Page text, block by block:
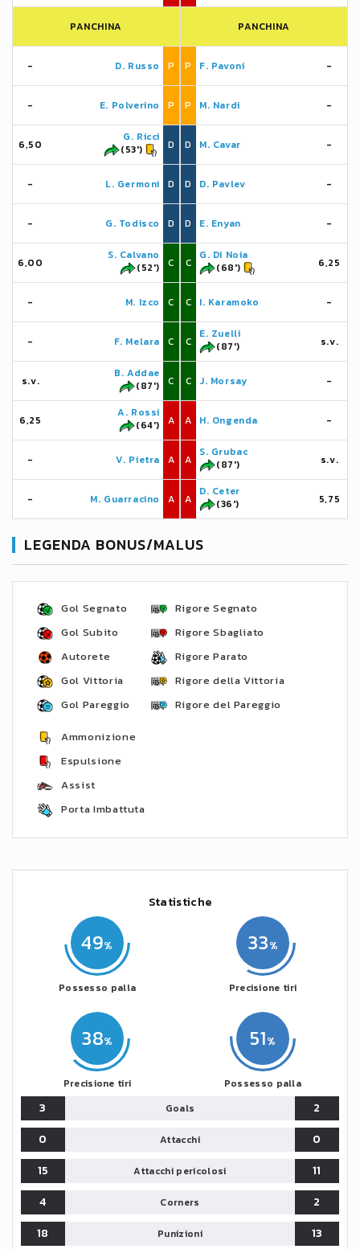
PANCHINA
- D. Russo P
- E. Polverino P
6,50
G. Ricci
(53')
D
- L. Germoni D
- G. Todisco D
6,00
S. Calvano
(52')
C
- M. Izco C
- F. Melara C
s.v.
B. Addae
(87')
C
6,25
A. Rossi
(64')
A
- V. Pietra A
- M. Guarracino A
PANCHINA
P F. Pavoni -
P M. Nardi -
D M. Cavar -
D D. Pavlev -
D E. Enyan -
C
G. Di Noia
(68')
6,25
C I. Karamoko -
C
E. Zuelli
(87')
s.v.
C J. Morsay -
A H. Ongenda -
A
S. Grubac
(87')
s.v.
A
D. Ceter
(36')
5,75
LEGENDA BONUS/MALUS
Gol Segnato
Gol Subito
Autorete
Gol Vittoria
Gol Pareggio
Rigore Segnato
Rigore Sbagliato
Rigore Parato
Rigore della Vittoria
Rigore del Pareggio
Ammonizione
Espulsione
Assist
Porta Imbattuta
Statistiche
49
Possesso palla
38
Precisione tiri
51
Possesso palla
33
Precisione tiri
3 Goals
2
0
Attacchi
0
15
Attacchi pericolosi
11
4
Corners
2
18
Punizioni 13